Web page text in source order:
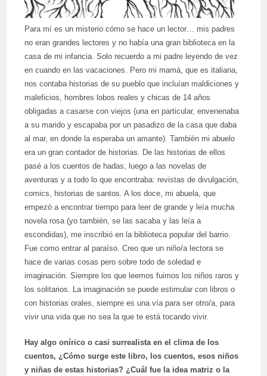
Para mí es un misterio cómo se hace un lector… mis padres
no eran grandes lectores y no había una gran biblioteca en la
casa de mi infancia. Solo recuerdo a mi padre leyendo de vez
en cuando en las vacaciones. Pero mi mamá, que es italiana,
nos contaba historias de su pueblo que incluían maldiciones y
maleficios, hombres lobos reales y chicas de 14 años
obligadas a casarse con viejos (una en particular, envenenaba
a su marido y escapaba por un pasadizo de la casa que daba
al mar, en donde la esperaba un amante). También mi abuelo
era un gran contador de historias. De las historias de ellos
pasé a los cuentos de hadas, luego a las novelas de
aventuras y a todo lo que encontraba: revistas de divulgación,
comics, historias de santos. A los doce, mi abuela, que
empezó a encontrar tiempo para leer de grande y leía mucha
novela rosa (yo también, se las sacaba y las leía a
escondidas), me inscribió en la biblioteca popular del barrio.
Fue como entrar al paraíso. Creo que un niño/a lectora se
hace de varias cosas pero sobre todo de soledad e
imaginación. Siempre los que leemos fuimos los niños raros y
los solitarios. La imaginación se puede estimular con libros o
con historias orales, siempre es una vía para ser otro/a, para
vivir una vida que no sea la que te está tocando vivir.
Hay algo onírico o casi surrealista en el clima de los
cuentos, ¿Cómo surge este libro, los cuentos, esos niños
y niñas de estas historias? ¿Cuál fue la idea matriz o la